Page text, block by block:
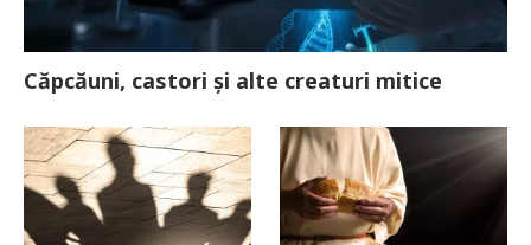
Căpcăuni, castori și alte creaturi mitice